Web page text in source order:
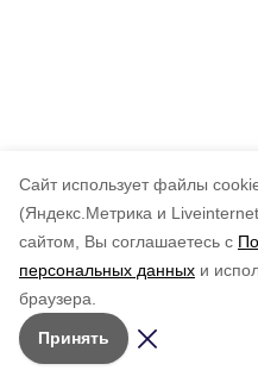
Cайт использует файлы
(Яндекс.Метрика и
сайтом, Вы соглашаетесь с
персональных данных и
браузера.
Принять